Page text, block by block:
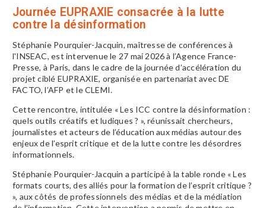
Journée EUPRAXIE consacrée à la lutte
contre la désinformation
Stéphanie Pourquier-Jacquin, maîtresse de conférences à
l'INSEAC, est intervenue le 27 mai 2026 à l’Agence France-
Presse, à Paris, dans le cadre de la journée d’accélération du
projet ciblé EUPRAXIE, organisée en partenariat avec DE
FACTO, l’AFP et le CLEMI.
Cette rencontre, intitulée « Les ICC contre la désinformation :
quels outils créatifs et ludiques ? », réunissait chercheurs,
journalistes et acteurs de l’éducation aux médias autour des
enjeux de l’esprit critique et de la lutte contre les désordres
informationnels.
Stéphanie Pourquier-Jacquin a participé à la table ronde « Les
formats courts, des alliés pour la formation de l’esprit critique ?
», aux côtés de professionnels des médias et de la médiation